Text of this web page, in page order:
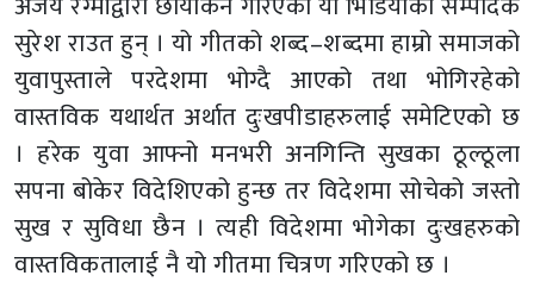
सुरेश राउत हुन् । यो गीतको शब्द–शब्दमा हाम्रो समाजको
युवापुस्ताले परदेशमा भोग्दै आएको तथा भोगिरहेको
वास्तविक यथार्थत अर्थात दुःखपीडाहरुलाई समेटिएको छ
। हरेक युवा आफ्नो मनभरी अनगिन्ति सुखका ठूल्ठूला
सपना बोकेर विदेशिएको हुन्छ तर विदेशमा सोचेको जस्तो
सुख र सुविधा छैन । त्यही विदेशमा भोगेका दुःखहरुको
वास्तविकतालाई नै यो गीतमा चित्रण गरिएको छ ।